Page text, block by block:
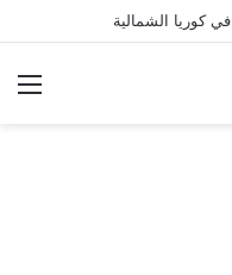
كوريا الشمالية